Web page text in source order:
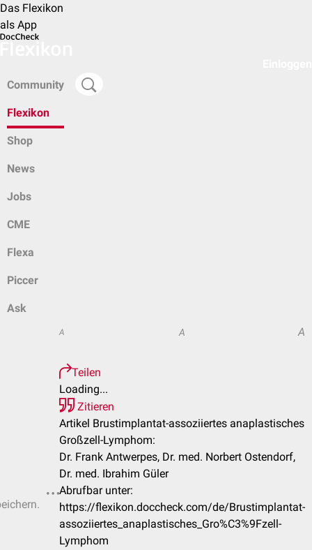
Das Flexikon
als App
Community
Flexikon
Shop
News
Jobs
CME
Flexa
Piccer
Ask
A A A
Teilen
Loading...
Zitieren
Artikel Brustimplantat-assoziiertes anaplastisches
Großzell-Lymphom:
Dr. Frank Antwerpes, Dr. med. Norbert Ostendorf,
Dr. med. Ibrahim Güler
Abrufbar unter:
https://flexikon.doccheck.com/de/Brustimplantat-
assoziiertes_anaplastisches_Gro%C3%9Fzell-
Lymphom